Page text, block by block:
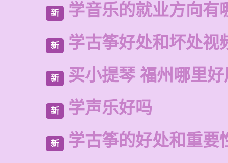
新 学音乐的就业方向有
新 学古筝好处和坏处视
新 买小提琴 福州哪里
新 学声乐好吗
新 学古筝的好处和重要